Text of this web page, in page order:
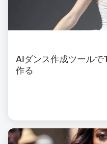
AIダンス作成ツール
作る